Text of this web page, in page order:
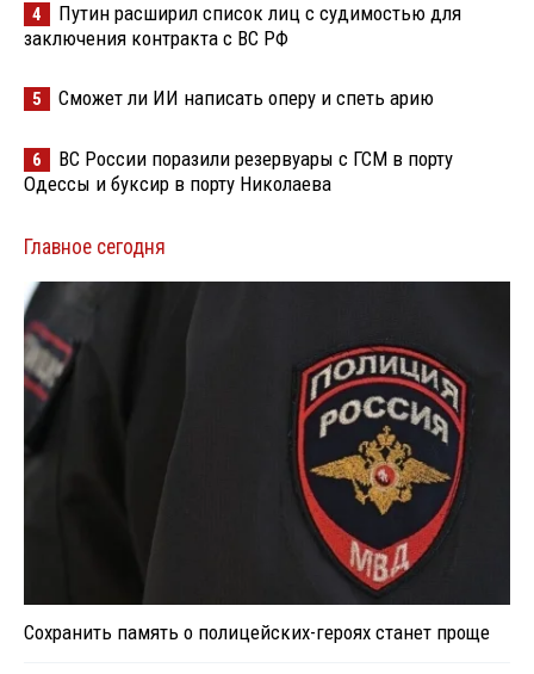
4
Путин расширил список лиц с судимостью для
заключения контракта с ВС РФ
5 Сможет ли ИИ написать оперу и спеть арию
6
ВС России поразили резервуары с ГСМ в порту
Одессы и буксир в порту Николаева
Главное сегодня
Сохранить память о полицейских-героях станет проще